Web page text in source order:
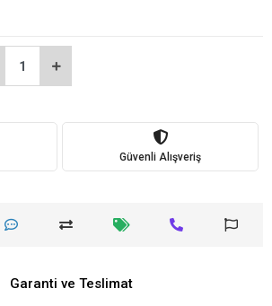
Güvenli Alışveriş
Garanti ve Teslimat